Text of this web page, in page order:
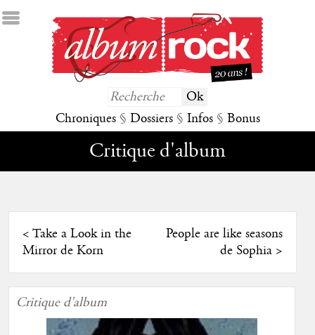
Chroniques § Dossiers § Infos § Bonus
Critique d'album
< Take a Look in the
Mirror de Korn
People are like seasons
de Sophia>
Critique d'album